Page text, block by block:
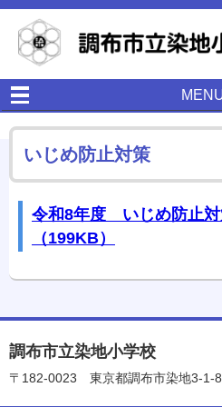
いじめ防止対策
令和8年度 いじめ防止対
（199KB）
調布市立染地小学校
〒182-0023 東京都調布市染地3-1-